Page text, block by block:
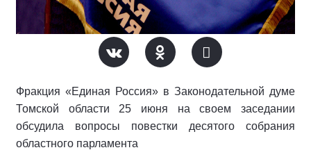
Фракция «Единая Россия» в Законодательной думе
Томской области 25 июня на своем заседании
обсудила вопросы повестки десятого собрания
областного парламента